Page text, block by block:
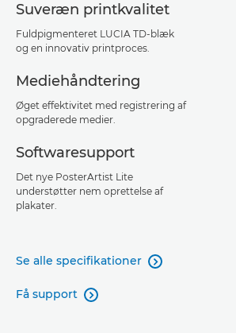
Suveræn printkvalitet
Fuldpigmenteret LUCIA TD-blæk
og en innovativ printproces.
Mediehåndtering
Øget effektivitet med registrering af
opgraderede medier.
Softwaresupport
Det nye PosterArtist Lite
understøtter nem oprettelse af
plakater.
Se alle specifikationer 
Få support 